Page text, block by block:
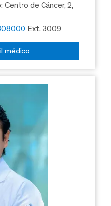
Centro de Cáncer, 2,
Ext. 3009
médico